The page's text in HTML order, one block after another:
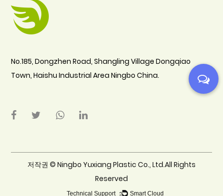
No.185, Dongzhen Road, Shangling Village Dongqiao
Town, Haishu Industrial Area Ningbo China.
저작권 © Ningbo Yuxiang Plastic Co., Ltd.All Rights
Reserved
Technical Support ： Smart Cloud